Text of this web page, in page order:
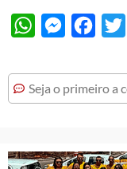
WhatsAppMessenger
Seja o primeiro a